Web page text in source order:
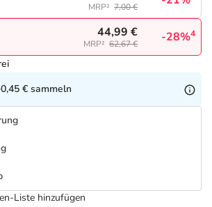
MRP² 7,00 €
44,99 €
MRP² 62,67 € -28%4
€ sammeln
Liste hinzufügen